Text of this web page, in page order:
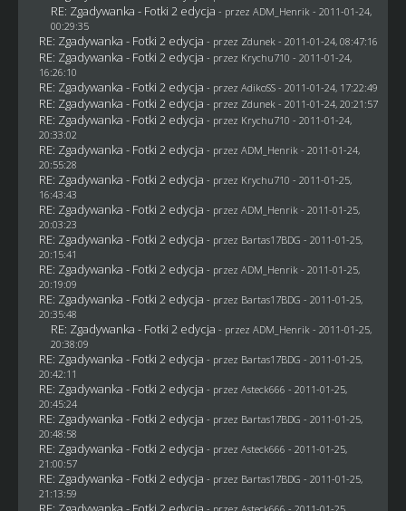
RE: Zgadywanka - Fotki 2 edycja - przez ADM_Henrik - 2011-01-24,
00:29:35
RE: Zgadywanka - Fotki 2 edycja - przez Zdunek - 2011-01-24, 08:47:16
RE: Zgadywanka - Fotki 2 edycja - przez Krychu710 - 2011-01-24,
16:26:10
RE: Zgadywanka - Fotki 2 edycja - przez AdikoSS - 2011-01-24, 17:22:49
RE: Zgadywanka - Fotki 2 edycja - przez Zdunek - 2011-01-24, 20:21:57
RE: Zgadywanka - Fotki 2 edycja - przez Krychu710 - 2011-01-24,
20:33:02
RE: Zgadywanka - Fotki 2 edycja - przez ADM_Henrik - 2011-01-24,
20:55:28
RE: Zgadywanka - Fotki 2 edycja - przez Krychu710 - 2011-01-25,
16:43:43
RE: Zgadywanka - Fotki 2 edycja - przez ADM_Henrik - 2011-01-25,
20:03:23
RE: Zgadywanka - Fotki 2 edycja - przez Bartas17BDG - 2011-01-25,
20:15:41
RE: Zgadywanka - Fotki 2 edycja - przez ADM_Henrik - 2011-01-25,
20:19:09
RE: Zgadywanka - Fotki 2 edycja - przez Bartas17BDG - 2011-01-25,
20:35:48
RE: Zgadywanka - Fotki 2 edycja - przez ADM_Henrik - 2011-01-25,
20:38:09
RE: Zgadywanka - Fotki 2 edycja - przez Bartas17BDG - 2011-01-25,
20:42:11
RE: Zgadywanka - Fotki 2 edycja - przez Asteck666 - 2011-01-25,
20:45:24
RE: Zgadywanka - Fotki 2 edycja - przez Bartas17BDG - 2011-01-25,
20:48:58
RE: Zgadywanka - Fotki 2 edycja - przez Asteck666 - 2011-01-25,
21:00:57
RE: Zgadywanka - Fotki 2 edycja - przez Bartas17BDG - 2011-01-25,
21:13:59